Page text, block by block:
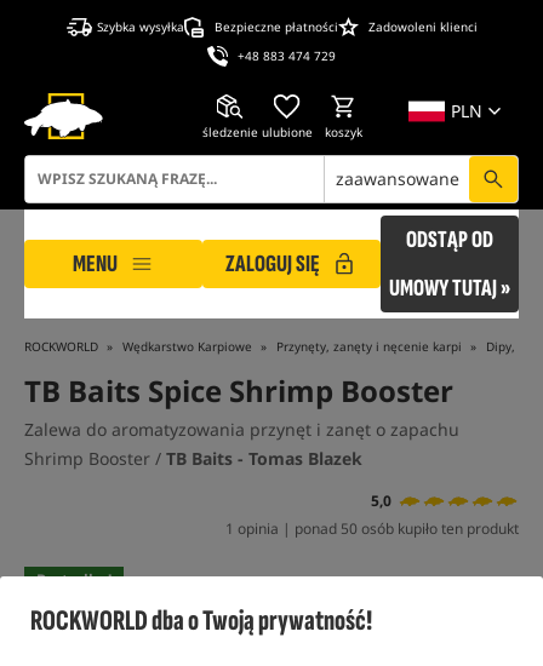
ROCKWORLD dba o Twoją prywatność!
Szybka wysyłka Bezpieczne płatności
Zadowoleni klienci
+48 883 474 729
PLN
śledzenie ulubione koszyk
zaawansowane
MENU ZALOGUJ SIĘ
ODSTĄP OD
UMOWY TUTAJ »
ROCKWORLD Wędkarstwo Karpiowe Przynęty, zanęty i nęcenie karpi Dipy,
TB Baits Spice Shrimp Booster
Zalewa do aromatyzowania przynęt i zanęt o zapachu
Shrimp Booster / TB Baits - Tomas Blazek
5,0
1 opinia | ponad 50 osób kupiło ten produkt
Bestseller!